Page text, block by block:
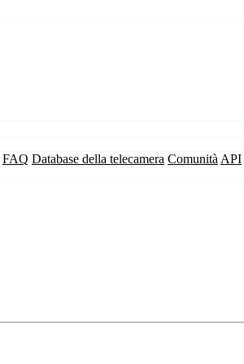
FAQ Database della telecamera Comunità API